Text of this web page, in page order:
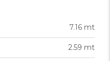
7.16 mt
2.59 mt